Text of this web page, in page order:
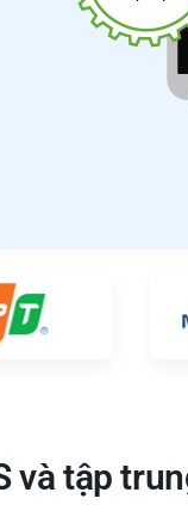
và tập